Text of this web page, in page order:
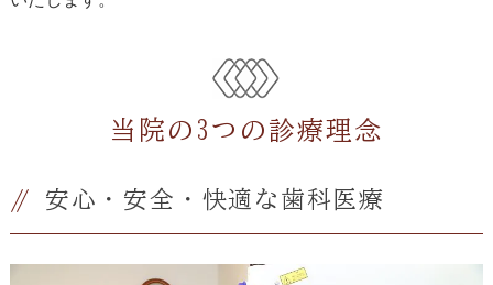
当院の3つの診療理念
安心・安全・快適な歯科医療